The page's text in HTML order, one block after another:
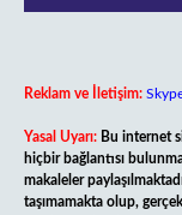
Reklam ve İletişim:
Yasal Uyarı: Bu internet
hiçbir bağlantısı
makaleler
taşımamakta olup,